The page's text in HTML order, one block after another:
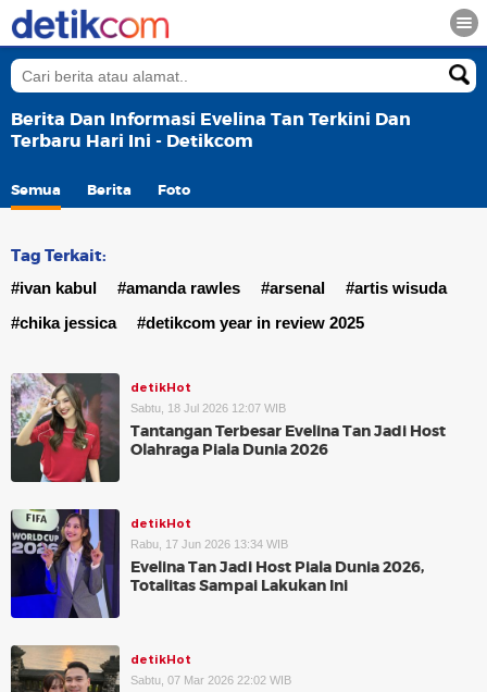
Berita Dan Informasi Evelina Tan Terkini Dan
Terbaru Hari Ini - Detikcom
Semua Berita Foto
Tag Terkait:
#ivan kabul #amanda rawles #arsenal
#artis wisuda
#chika jessica
#detikcom year in review 2025
detikHot
Sabtu, 18 Jul 2026 12:07 WIB
Tantangan Terbesar Evelina Tan Jadi Host
Olahraga Piala Dunia 2026
detikHot
Rabu, 17 Jun 2026 13:34 WIB
Evelina Tan Jadi Host Piala Dunia 2026,
Totalitas Sampai Lakukan Ini
detikHot
Sabtu, 07 Mar 2026 22:02 WIB